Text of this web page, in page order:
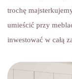
trochę
umieścić przy
inwestować w całą